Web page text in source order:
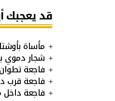
قد يعجبك
مأساة بأوشتام.. مصرع 3 أشخاص وإصابة 24
شجار دموي ببني ملال
فاجعة
فاجعة قرب
فاجعة